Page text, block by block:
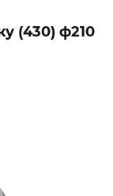
(430) ф210